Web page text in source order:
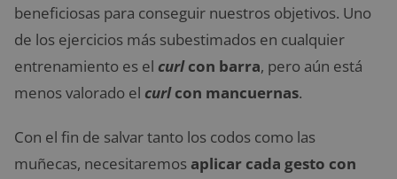
beneficiosas para conseguir nuestros objetivos. Uno
de los ejercicios más subestimados en cualquier
entrenamiento es el curlcon barra, pero aún está
menos valorado el curlcon mancuernas.
Con el fin de salvar tanto los codos como las
muñecas, necesitaremos aplicar cada gesto con